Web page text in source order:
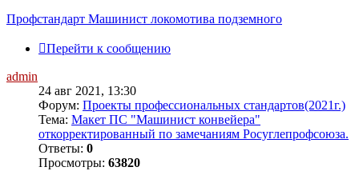
Профстандарт Машинист локомотива подземного
Перейти к сообщению
admin
24 авг 2021, 13:30
Форум: Проекты профессиональных стандартов(2021г.)
Тема: Макет ПС "Машинист конвейера"
откорректированный по замечаниям Росуглепрофсоюза.
Ответы: 0
Просмотры: 63820